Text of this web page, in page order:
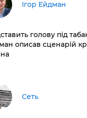
Ігор Ейдман
голову під
описав сценарій
Сеть